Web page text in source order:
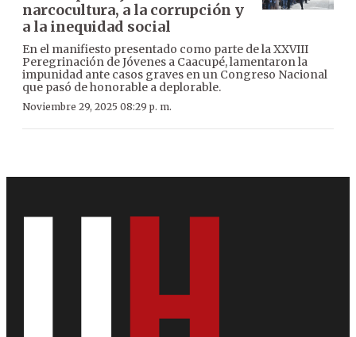
narcocultura, a la corrupción y
a la inequidad social
En el manifiesto presentado como parte de la XXVIII
Peregrinación de Jóvenes a Caacupé, lamentaron la
impunidad ante casos graves en un Congreso Nacional
que pasó de honorable a deplorable.
Noviembre 29, 2025 08:29 p. m.